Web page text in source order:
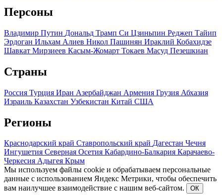
Персоны
Владимир Путин Дональд Трамп Си Цзиньпин Реджеп Тайип
Эрдоган Ильхам Алиев Никол Пашинян Ираклий Кобахидзе
Шавкат Мирзиеев Касым-Жомарт Токаев Масуд Пезешкиан
Страны
Россия Турция Иран Азербайджан Армения Грузия Абхазия
Израиль Казахстан Узбекистан Китай США
Регионы
Краснодарский край Ставропольский край Дагестан Чечня
Ингушетия Северная Осетия Кабардино-Балкария Карачаево-
Черкесия Адыгея Крым
Мы используем файлы cookie и обрабатываем персональные
данные с использованием Яндекс Метрики, чтобы обеспечить
вам наилучшее взаимодействие с нашим веб-сайтом.
ОК